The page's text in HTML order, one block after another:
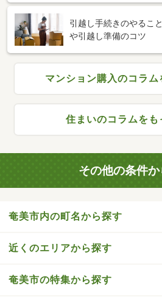
引越し手続きのやるこ
や引越し準備のコツ
マンション購入のコラム
住まいのコラムをも
その他の条件
奄美市内の町名から探す
近くのエリアから探す
奄美市の特集から探す